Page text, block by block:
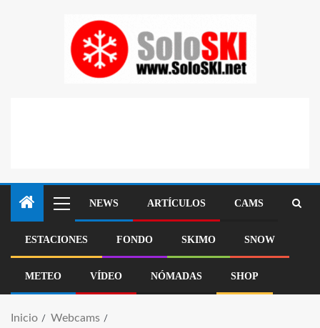
NEWS ARTÍCULOS CAMS
ESTACIONES FONDO SKIMO SNOW
METEO VÍDEO NÓMADAS SHOP
Inicio
Webcams